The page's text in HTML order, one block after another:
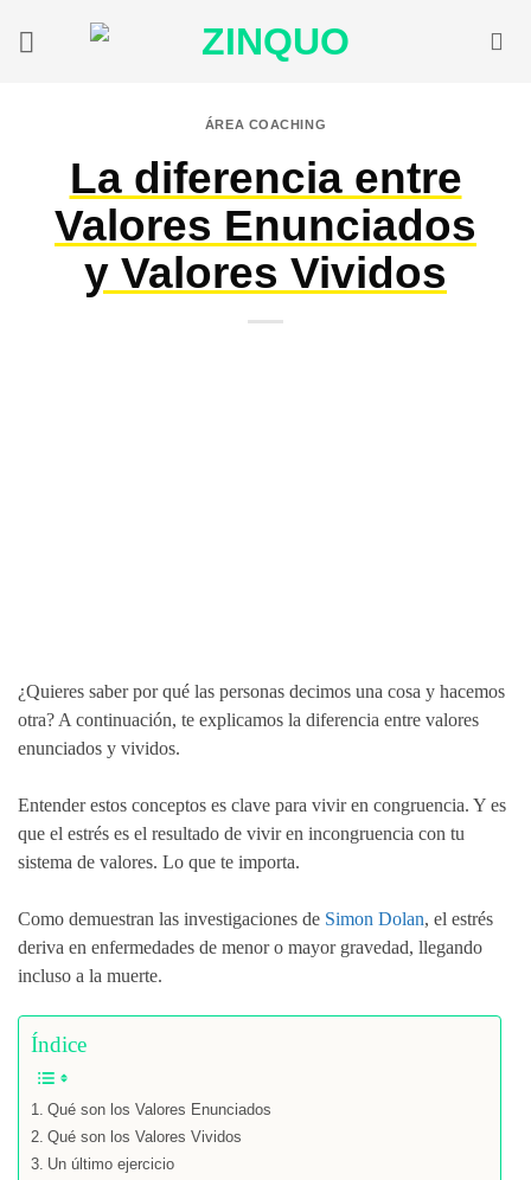
ÁREA COACHING
La diferencia entre
Valores Enunciados
y Valores Vividos
¿Quieres saber por qué las personas decimos una cosa y hacemos
otra? A continuación, te explicamos la diferencia entre valores
enunciados y vividos.
Entender estos conceptos es clave para vivir en congruencia. Y es
que el estrés es el resultado de vivir en incongruencia con tu
sistema de valores. Lo que te importa.
Como demuestran las investigaciones de Simon Dolan, el estrés
deriva en enfermedades de menor o mayor gravedad, llegando
incluso a la muerte.
Índice
Qué son los Valores Enunciados
Qué son los Valores Vividos
Un último ejercicio